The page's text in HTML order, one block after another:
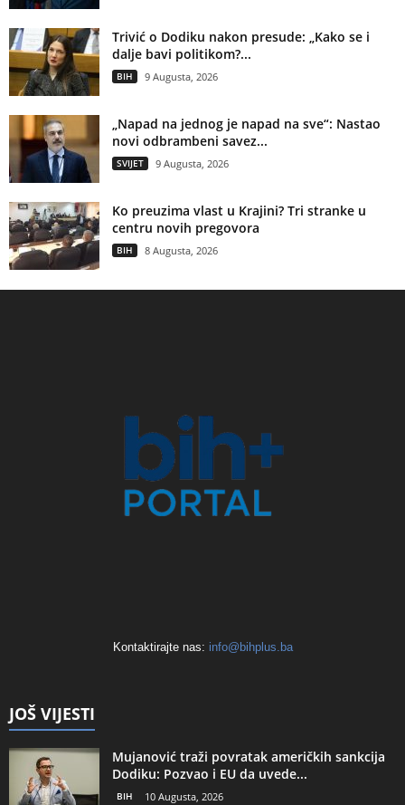
Trivić o Dodiku nakon presude: „Kako se i
dalje bavi politikom?...
BIH 9 Augusta, 2026
„Napad na jednog je napad na sve“: Nastao
novi odbrambeni savez...
SVIJET 9 Augusta, 2026
Ko preuzima vlast u Krajini? Tri stranke u
centru novih pregovora
BIH 8 Augusta, 2026
Kontaktirajte nas: info@bihplus.ba
JOŠ VIJESTI
Mujanović traži povratak američkih sankcija
Dodiku: Pozvao i EU da uvede...
BIH 10 Augusta, 2026